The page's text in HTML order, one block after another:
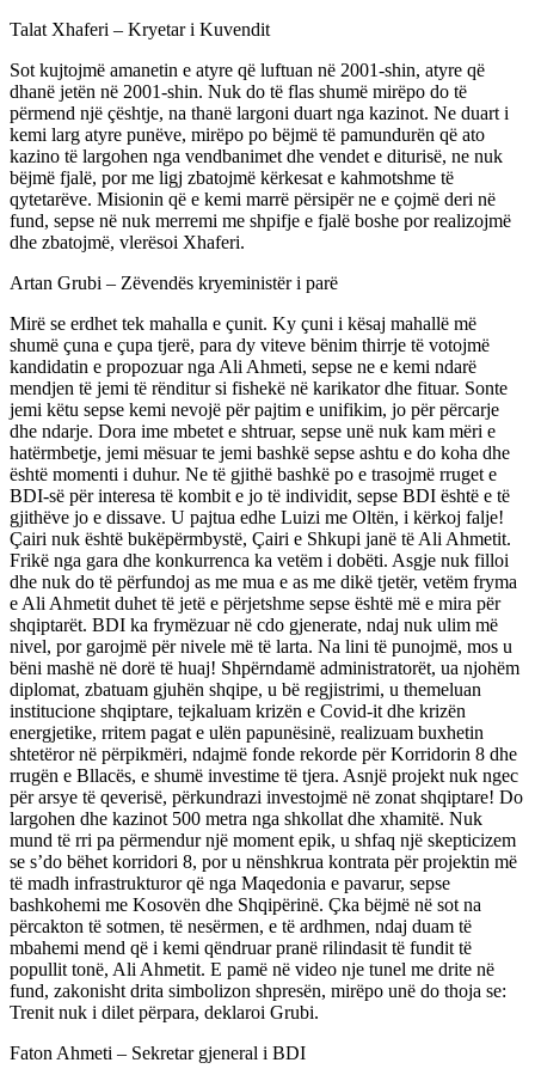
Talat Xhaferi – Kryetar i Kuvendit
Sot kujtojmë amanetin e atyre që luftuan në 2001-shin, atyre që
dhanë jetën në 2001-shin. Nuk do të flas shumë mirëpo do të
përmend një çështje, na thanë largoni duart nga kazinot. Ne duart i
kemi larg atyre punëve, mirëpo po bëjmë të pamundurën që ato
kazino të largohen nga vendbanimet dhe vendet e diturisë, ne nuk
bëjmë fjalë, por me ligj zbatojmë kërkesat e kahmotshme të
qytetarëve. Misionin që e kemi marrë përsipër ne e çojmë deri në
fund, sepse në nuk merremi me shpifje e fjalë boshe por realizojmë
dhe zbatojmë, vlerësoi Xhaferi.
Artan Grubi – Zëvendës kryeministër i parë
Mirë se erdhet tek mahalla e çunit. Ky çuni i kësaj mahallë më
shumë çuna e çupa tjerë, para dy viteve bënim thirrje të votojmë
kandidatin e propozuar nga Ali Ahmeti, sepse ne e kemi ndarë
mendjen të jemi të rënditur si fishekë në karikator dhe fituar. Sonte
jemi këtu sepse kemi nevojë për pajtim e unifikim, jo për përcarje
dhe ndarje. Dora ime mbetet e shtruar, sepse unë nuk kam mëri e
hatërmbetje, jemi mësuar te jemi bashkë sepse ashtu e do koha dhe
është momenti i duhur. Ne të gjithë bashkë po e trasojmë rruget e
BDI-së për interesa të kombit e jo të individit, sepse BDI është e të
gjithëve jo e dissave. U pajtua edhe Luizi me Oltën, i kërkoj falje!
Çairi nuk është bukëpërmbystë, Çairi e Shkupi janë të Ali Ahmetit.
Frikë nga gara dhe konkurrenca ka vetëm i dobëti. Asgje nuk filloi
dhe nuk do të përfundoj as me mua e as me dikë tjetër, vetëm fryma
e Ali Ahmetit duhet të jetë e përjetshme sepse është më e mira për
shqiptarët. BDI ka frymëzuar në cdo gjenerate, ndaj nuk ulim më
nivel, por garojmë për nivele më të larta. Na lini të punojmë, mos u
bëni mashë në dorë të huaj! Shpërndamë administratorët, ua njohëm
diplomat, zbatuam gjuhën shqipe, u bë regjistrimi, u themeluan
institucione shqiptare, tejkaluam krizën e Covid-it dhe krizën
energjetike, rritem pagat e ulën papunësinë, realizuam buxhetin
shtetëror në përpikmëri, ndajmë fonde rekorde për Korridorin 8 dhe
rrugën e Bllacës, e shumë investime të tjera. Asnjë projekt nuk ngec
për arsye të qeverisë, përkundrazi investojmë në zonat shqiptare! Do
largohen dhe kazinot 500 metra nga shkollat dhe xhamitë. Nuk
mund të rri pa përmendur një moment epik, u shfaq një skepticizem
se s’do bëhet korridori 8, por u nënshkrua kontrata për projektin më
të madh infrastrukturor që nga Maqedonia e pavarur, sepse
bashkohemi me Kosovën dhe Shqipërinë. Çka bëjmë në sot na
përcakton të sotmen, të nesërmen, e të ardhmen, ndaj duam të
mbahemi mend që i kemi qëndruar pranë rilindasit të fundit të
popullit tonë, Ali Ahmetit. E pamë në video nje tunel me drite në
fund, zakonisht drita simbolizon shpresën, mirëpo unë do thoja se:
Trenit nuk i dilet përpara, deklaroi Grubi.
Faton Ahmeti – Sekretar gjeneral i BDI